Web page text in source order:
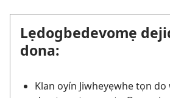
Lẹdogbedevomẹ
dona:
Klan oyín Jiwheyẹwhe tọn